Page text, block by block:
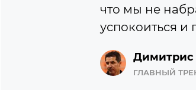
что мы не
успокоиться и
ГЛАВНЫЙ